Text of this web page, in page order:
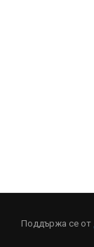
Поддържа се от